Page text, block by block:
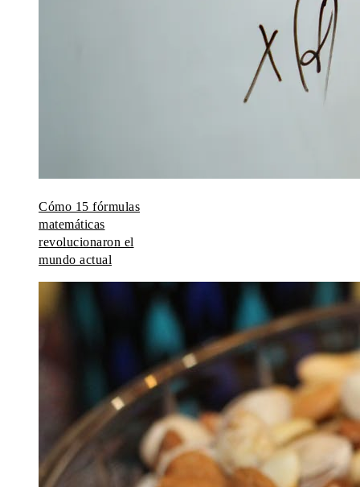
Cómo 15 fórmulas
matemáticas
revolucionaron el
mundo actual